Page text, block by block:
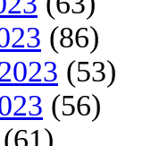
(86)
(53)
(56)
(61)